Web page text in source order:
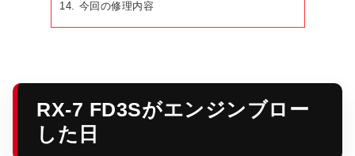
今回の修理内容
RX-7 FD3Sがエンジンブロー
した日